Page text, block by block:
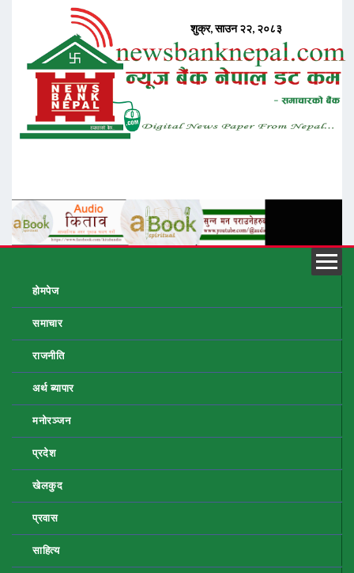
होमपेज
समाचार
राजनीति
अर्थ ब्यापार
मनोरञ्जन
प्रदेश
खेलकुद
प्रवास
साहित्य